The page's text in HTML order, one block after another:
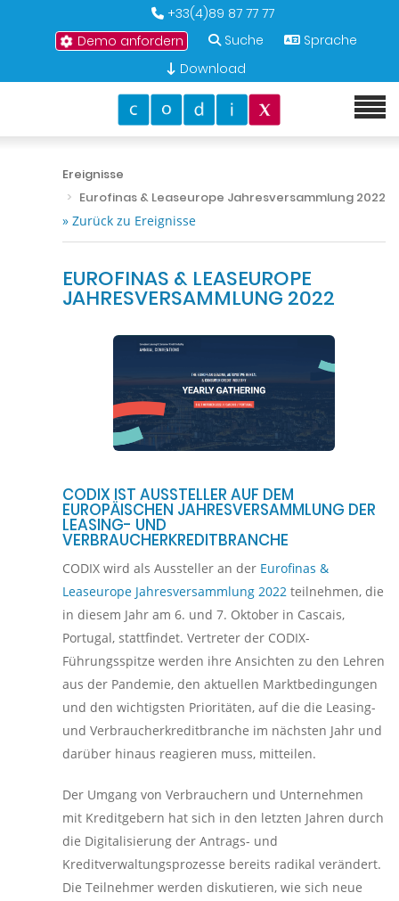
+33(4)89 87 77 77
Demo anfordern
Suche
Sprache
Download
Ereignisse
Eurofinas & Leaseurope Jahresversammlung 2022
» Zurück zu Ereignisse
EUROFINAS & LEASEUROPE
JAHRESVERSAMMLUNG 2022
CODIX IST AUSSTELLER AUF DEM
EUROPÄISCHEN JAHRESVERSAMMLUNG DER
LEASING- UND
VERBRAUCHERKREDITBRANCHE
CODIX wird als Aussteller an der Eurofinas &
Leaseurope Jahresversammlung 2022 teilnehmen, die
in diesem Jahr am 6. und 7. Oktober in Cascais,
Portugal, stattfindet. Vertreter der CODIX-
Führungsspitze werden ihre Ansichten zu den Lehren
aus der Pandemie, den aktuellen Marktbedingungen
und den wichtigsten Prioritäten, auf die die Leasing-
und Verbraucherkreditbranche im nächsten Jahr und
darüber hinaus reagieren muss, mitteilen.
Der Umgang von Verbrauchern und Unternehmen
mit Kreditgebern hat sich in den letzten Jahren durch
die Digitalisierung der Antrags- und
Kreditverwaltungsprozesse bereits radikal verändert.
Die Teilnehmer werden diskutieren, wie sich neue